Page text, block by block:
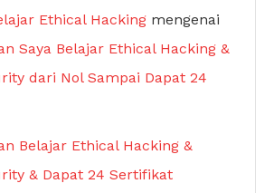
Ethical Hacking mengenai
Saya Belajar Ethical Hacking &
dari Nol Sampai Dapat 24
Belajar Ethical Hacking &
& Dapat 24 Sertifikat